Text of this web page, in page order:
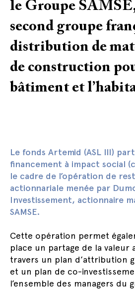
le Groupe
second groupe
distribution de
de construction
bâtiment et
Le fonds Artemid (ASL III)
financement à impact social
le cadre de l’opération de
actionnariale menée par
Investissement, actionnaire
SAMSE.
Cette opération permet
place un partage de la valeur
travers un plan d’attribution
et un plan de co-
l’ensemble des managers du